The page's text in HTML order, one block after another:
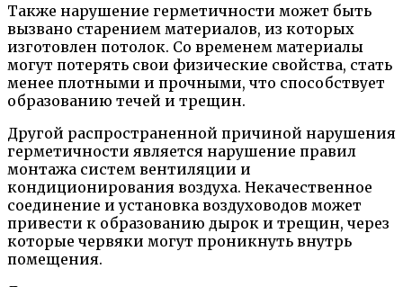
Также нарушение герметичности может быть
вызвано старением материалов, из которых
изготовлен потолок. Со временем материалы
могут потерять свои физические свойства, стать
менее плотными и прочными, что способствует
образованию течей и трещин.
Другой распространенной причиной нарушения
герметичности является нарушение правил
монтажа систем вентиляции и
кондиционирования воздуха. Некачественное
соединение и установка воздуховодов может
привести к образованию дырок и трещин, через
которые червяки могут проникнуть внутрь
помещения.